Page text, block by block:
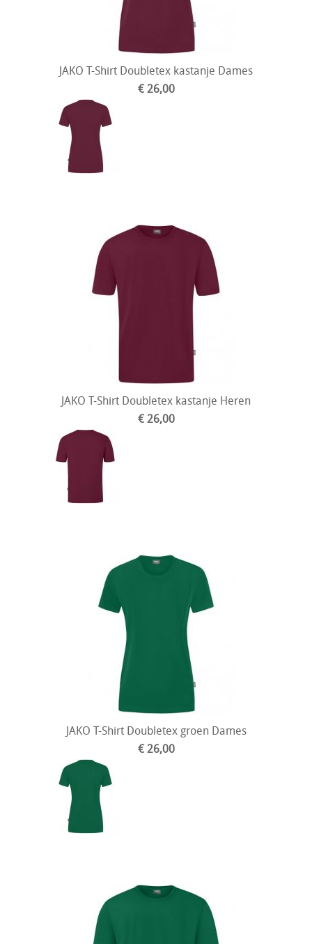
JAKO T-Shirt Doubletex kastanje Dames
€ 26,00
JAKO T-Shirt Doubletex kastanje Heren
€ 26,00
JAKO T-Shirt Doubletex groen Dames
€ 26,00